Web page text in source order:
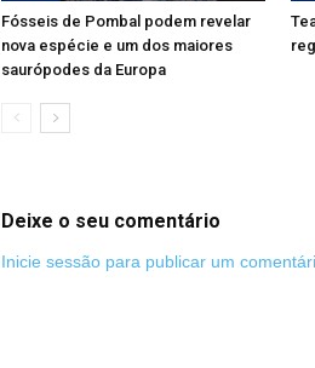
Fósseis de Pombal podem revelar
nova espécie e um dos maiores
saurópodes da Europa
Deixe o seu comentário
Inicie sessão para publicar um